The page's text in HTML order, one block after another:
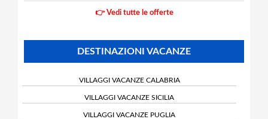
👉 Vedi tutte le offerte
DESTINAZIONI VACANZE
VILLAGGI VACANZE CALABRIA
VILLAGGI VACANZE SICILIA
VILLAGGI VACANZE PUGLIA